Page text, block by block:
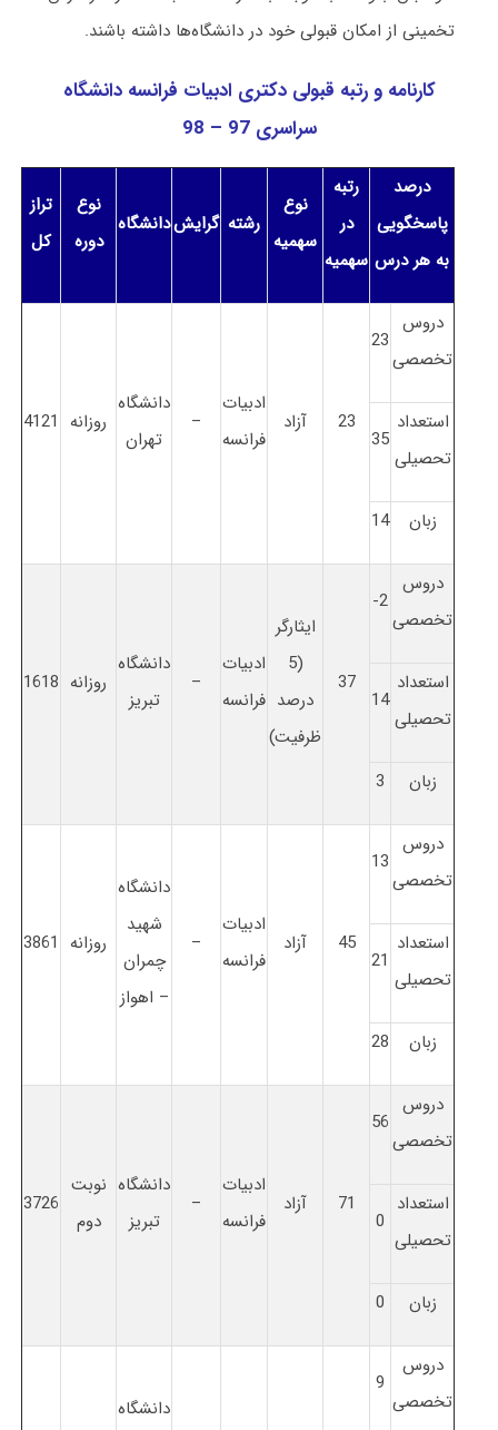
تخمینی از امکان قبولی خود در دانشگاه‌ها داشته باشند.
کارنامه و رتبه قبولی دکتری ادبیات فراﻧﺴﻪ دانشگاه
سراسری 97 – 98
درصد
پاسخگویی
به هر درس
رتبه
در
سهمیه
نوع
سهمیه
رشته گرایشدانشگاه
نوع
دوره
تراز
کل
دروس
تخصصی
23
23 آزاد
ادبیات
فرانسه
–
دانشگاه
تهران
روزانه 4121
استعداد
تحصیلی
35
زبان 14
دروس
تخصصی
2-
37
ایثارگر
(5
درصد
ظرفیت)
ادبیات
فرانسه
–
دانشگاه
تبریز
روزانه 1618
استعداد
تحصیلی
14
زبان 3
دروس
تخصصی
13
45 آزاد
ادبیات
فرانسه
–
دانشگاه
شهید
چمران
– اهواز
روزانه 3861
استعداد
تحصیلی
21
زبان 28
دروس
تخصصی
56
71 آزاد
ادبیات
فرانسه
–
دانشگاه
تبریز
نوبت
دوم
3726
استعداد
تحصیلی
0
زبان 0
دروس
تخصصی
9
دانشگاه